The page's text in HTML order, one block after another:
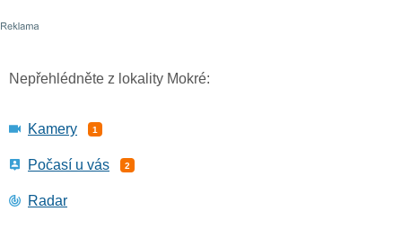
Nepřehlédněte z lokality Mokré:
Kamery 1
Počasí u vás 2
Radar